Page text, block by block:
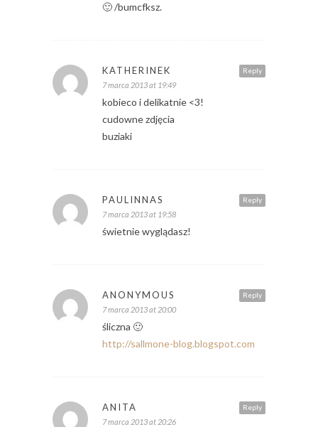
🙂 /bumcfksz.
Reply
KATHERINEK
7 marca 2013 at 19:49
kobieco i delikatnie <3!
cudowne zdjęcia
buziaki
Reply
PAULINNAS
7 marca 2013 at 19:58
świetnie wyglądasz!
Reply
ANONYMOUS
7 marca 2013 at 20:00
śliczna 🙂
http://sallmone-blog.blogspot.com
Reply
ANITA
7 marca 2013 at 20:26